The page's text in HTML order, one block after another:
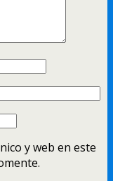
y web en este